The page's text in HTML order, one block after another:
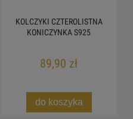
KOLCZYKI CZTEROLISTNA
KONICZYNKA S925
89,90 zł
do koszyka